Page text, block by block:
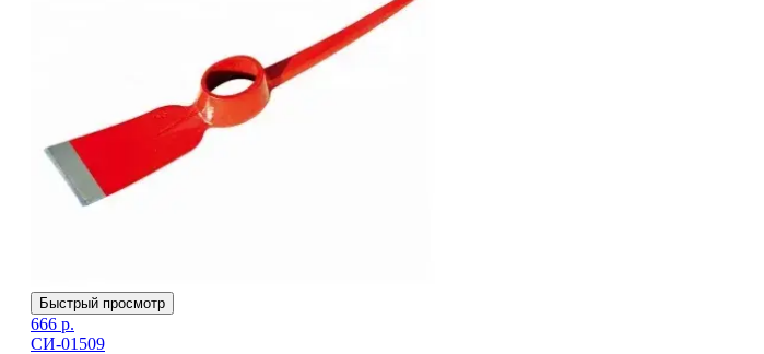
Быстрый просмотр
666 р.
СИ-01509